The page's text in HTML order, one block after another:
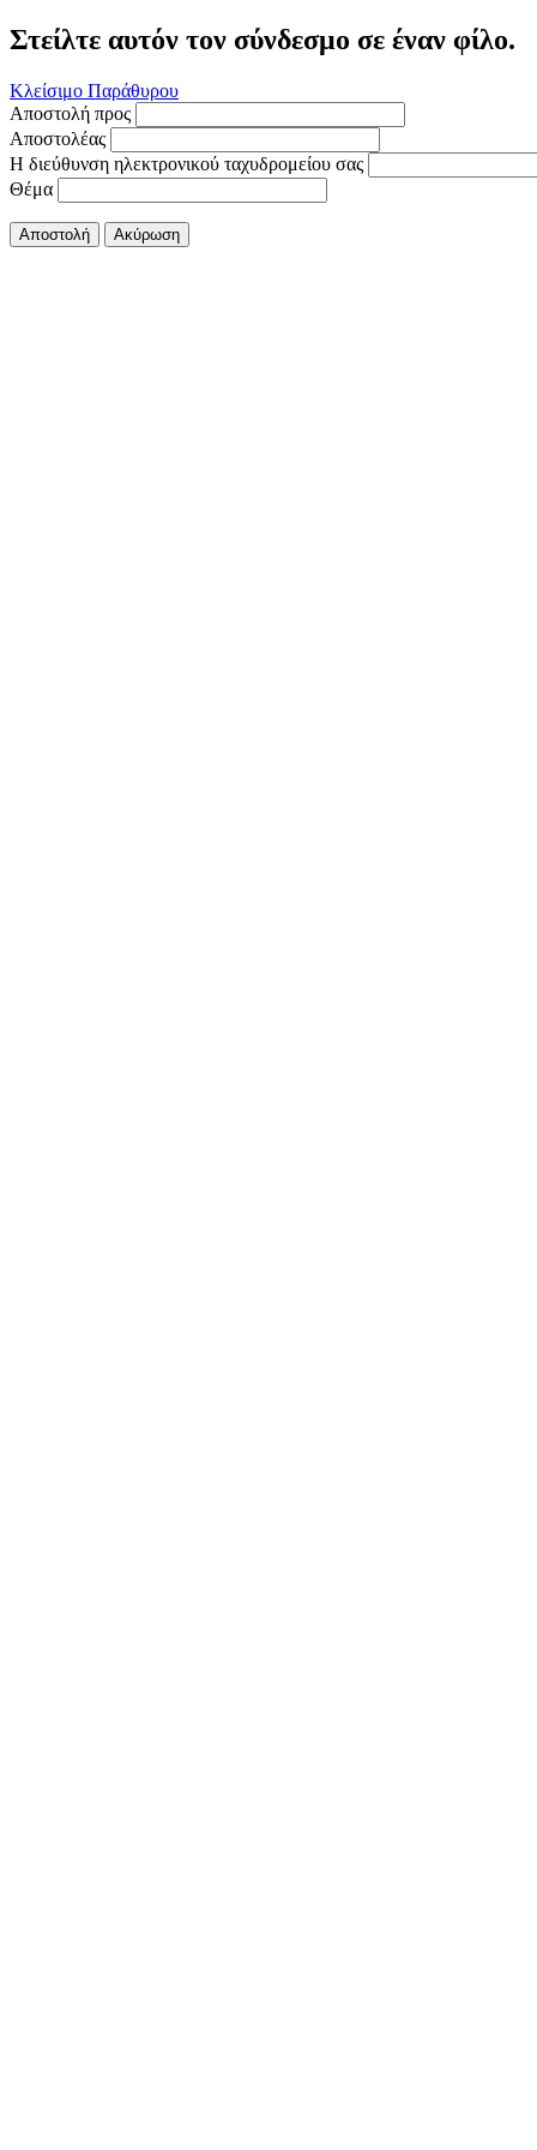
Στείλτε αυτόν τον σύνδεσμο σε έναν φίλο.
Κλείσιμο Παράθυρου
Αποστολή προς
Αποστολέας
Η διεύθυνση ηλεκτρονικού ταχυδρομείου σας
Θέμα
Αποστολή Ακύρωση